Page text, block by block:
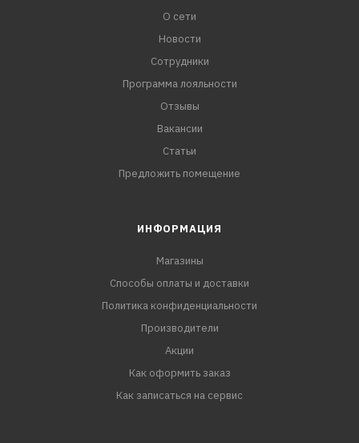
О сети
Новости
Сотрудники
Программа лояльности
Отзывы
Вакансии
Статьи
Предложить помещение
ИНФОРМАЦИЯ
Магазины
Способы оплаты и доставки
Политика конфиденциальности
Производители
Акции
Как оформить заказ
Как записаться на сервис